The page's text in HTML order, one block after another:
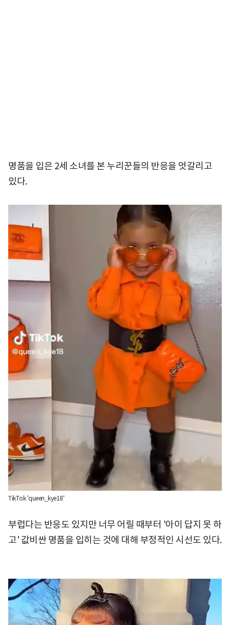
명품을 입은 2세 소녀를 본 누리꾼들의 반응을 엇갈리고
있다.
TikTok 'queen_kye18'
부럽다는 반응도 있지만 너무 어릴 때부터 '아이 답지 못 하
고' 값비싼 명품을 입히는 것에 대해 부정적인 시선도 있다.